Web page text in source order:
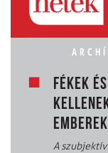
FÉKEK
A